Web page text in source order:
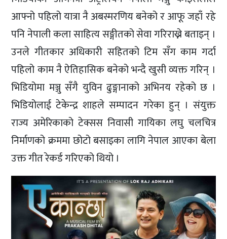
आफ्नो पहिलो यात्रा नै अबस्मरणिय बनेको र आफू जहाँ रहे
पनि नेपाली कला साहित्य सङ्गीतको सेवा गरिराख्ने बताइन् ।
उनले गीतकार अधिकारी सहितको टिम सँग काम गर्दा
पहिलो काम नै ऐतिहासिक बनेको भन्दै खुसी व्यक्त गरिन् ।
भिडियोमा मञ्जु सँगै युविन ढुङ्गानाको अभिनय रहेको छ ।
भिडियोलाई टेकेन्द्र शाहले सम्पादन गरेका हुन् । संयुक्त
राज्य अमेरिकाको टेक्सस निवासी गायिका लघु चलचित्र
निर्माणको क्रममा छोटो बसाइका लागि नेपाल आएका बेला
उक्त गीत रेकर्ड गरिएको थियो ।